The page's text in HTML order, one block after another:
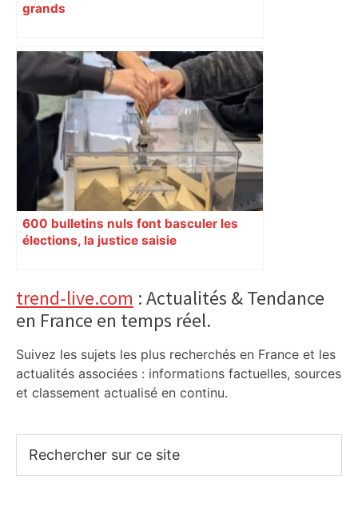
grands
600 bulletins nuls font basculer les
élections, la justice saisie
Primary
Sidebar
trend-live.com : Actualités & Tendance
en France en temps réel.
Suivez les sujets les plus recherchés en France et les
actualités associées : informations factuelles, sources
et classement actualisé en continu.
sur